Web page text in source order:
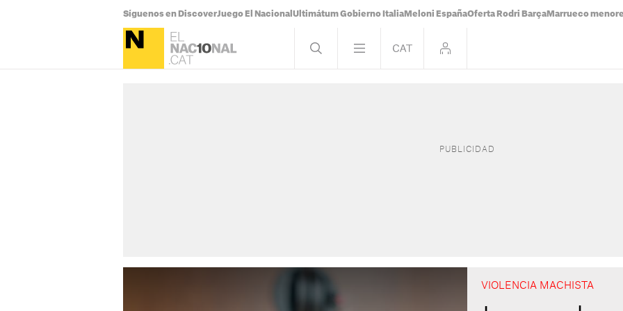
Síguenos en DiscoverJuego El Nacional Ultimátum Gobierno Italia Meloni EspañaOferta Rodri Barça Marrueco
VIOLENCIA MACHISTA